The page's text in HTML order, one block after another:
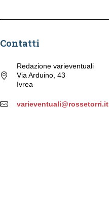
Contatti
Redazione varieventuali
Via Arduino, 43
Ivrea
varieventuali@rossetorri.it